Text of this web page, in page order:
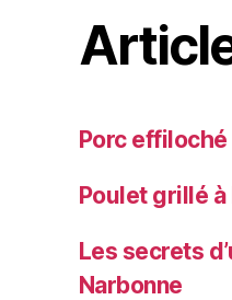
Porc effiloché
Poulet grillé à
Les secrets
Narbonne